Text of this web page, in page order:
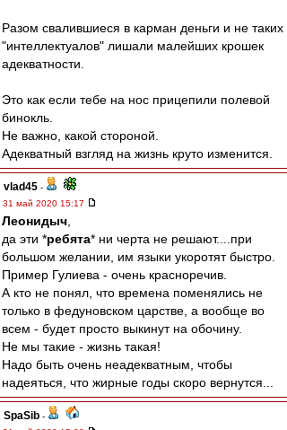
Разом свалившиеся в карман деньги и не таких
"интеллектуалов" лишали малейших крошек
адекватности.
Это как если тебе на нос прицепили полевой
бинокль.
Не важно, какой стороной.
Адекватный взгляд на жизнь круто изменится.
vlad45 -
31 май 2020 15:17
Леонидыч
да эти *ребята* ни черта не решают....при
большом желании, им языки укоротят быстро.
Пример Гулиева - очень красноречив.
А кто не понял, что времена поменялись не
только в федуновском царстве, а вообще во
всем - будет просто выкинут на обочину.
Не мы такие - жизнь такая!
Надо быть очень неадекватным, чтобы
надеяться, что жирные годы скоро вернутся...
SpaSib -